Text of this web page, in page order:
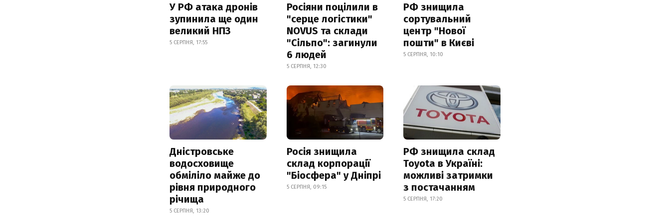
У РФ атака дронів
зупинила ще один
великий НПЗ
5 СЕРПНЯ, 17:55
Росіяни поцілили в
"серце логістики"
NOVUS та склади
"Сільпо": загинули
6 людей
5 СЕРПНЯ, 12:30
РФ знищила
сортувальний
центр "Нової
пошти" в Києві
5 СЕРПНЯ, 10:10
Дністровське
водосховище
обміліло майже до
рівня природного
річища
5 СЕРПНЯ, 13:20
Росія знищила
склад корпорації
"Біосфера" у Дніпрі
5 СЕРПНЯ, 09:15
РФ знищила склад
Toyota в Україні:
можливі затримки
з постачанням
5 СЕРПНЯ, 17:20